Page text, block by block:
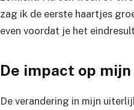
zag ik de eerste haartjes
even voordat je het
De impact op
De verandering in mijn